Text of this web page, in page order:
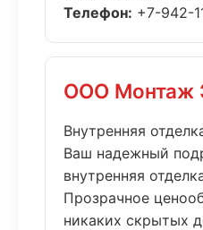
Телефон: +7-942-
ООО Монтаж
Внутренняя
Ваш надежный
внутренняя
Прозрачное
никаких скрытых